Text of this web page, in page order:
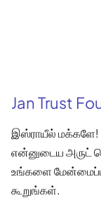
Jan Trust
இஸ்ராயீல் மக்களே!
என்னுடைய அருட்
உங்களை
கூறுங்கள்.